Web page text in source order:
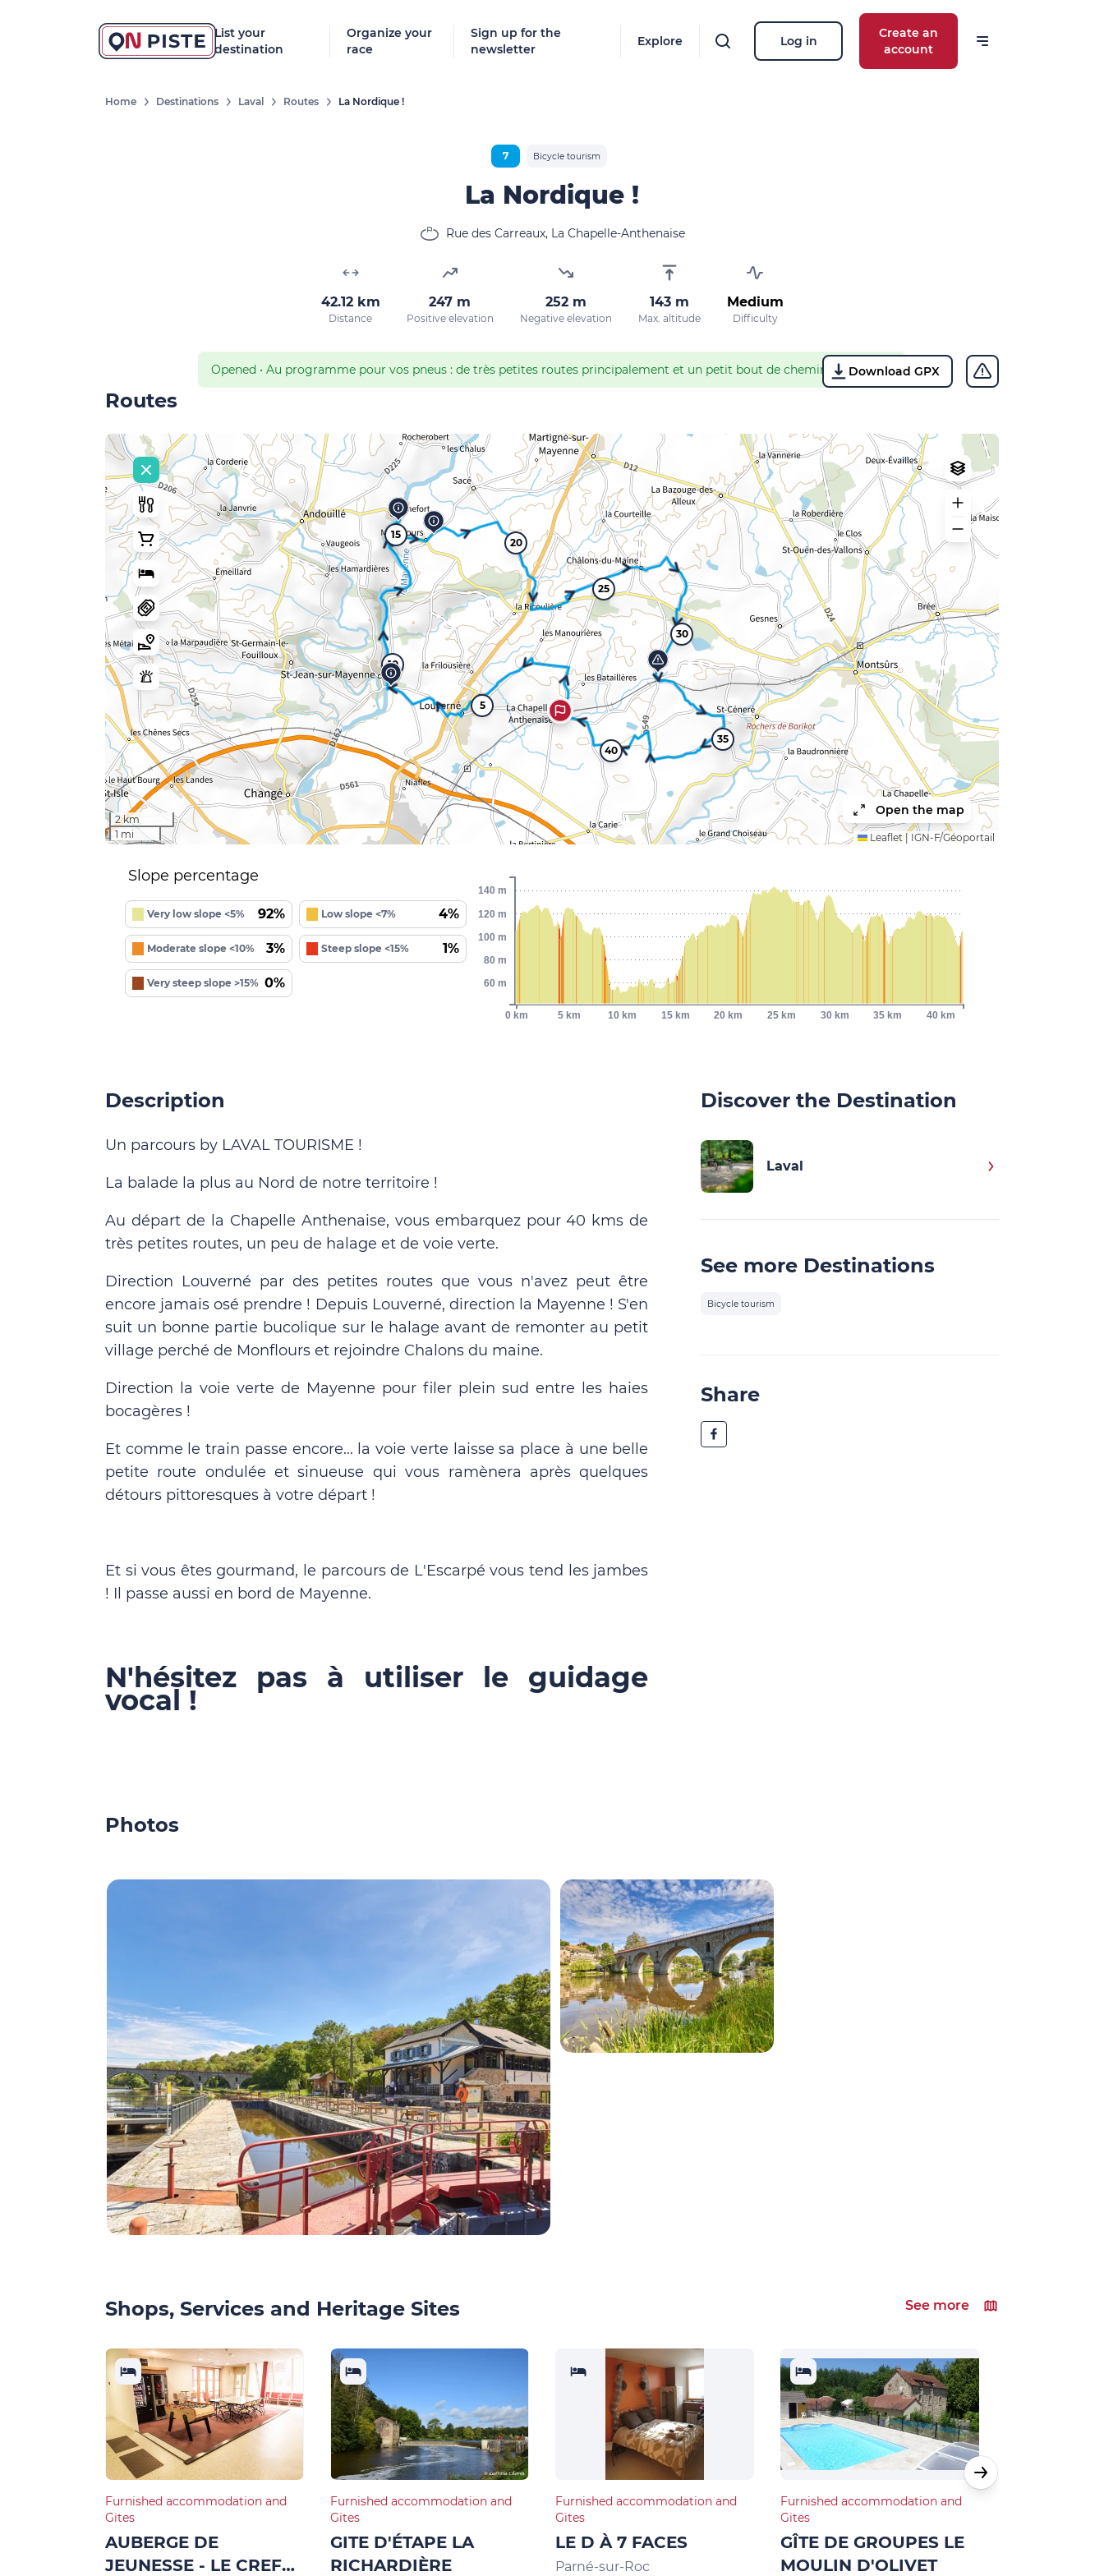
List your
destination
Organize your
race
Sign up for the
newsletter
Explore Log in
Create an
account
By entering your email address, you agree to receive
our marketing offers in accordance with our
policy.
Home Destinations Laval Routes La Nordique !
7 Bicycle tourism
La Nordique !
Rue des Carreaux, La Chapelle-Anthenaise
42.12 km
Distance
247 m
Positive elevation
252 m
Negative elevation
143 m
Max. altitude
Medium
Difficulty
Opened • Au programme pour vos pneus : de très petites routes principalement et un petit bout de chemin de halage !Download GPX
Routes
5
10
15
20
25
30
35
40
2 km
1 mi
Open the map
Leaflet IGN-F/Géoportail
Slope percentage
Very low slope <5% 92% Low slope <7% 4%
Moderate slope <10% 3% Steep slope <15% 1%
Very steep slope >15% 0%
0 km 5 km 10 km 15 km 20 km 25 km 30 km 35 km 40 km
60 m
80 m
100 m
120 m
140 m
Description
Un parcours by LAVAL TOURISME !
La balade la plus au Nord de notre territoire !
Au départ de la Chapelle Anthenaise, vous embarquez pour 40 kms de
très petites routes, un peu de halage et de voie verte.
Direction Louverné par des petites routes que vous n'avez peut être
encore jamais osé prendre ! Depuis Louverné, direction la Mayenne ! S'en
suit un bonne partie bucolique sur le halage avant de remonter au petit
village perché de Monflours et rejoindre Chalons du maine.
Direction la voie verte de Mayenne pour filer plein sud entre les haies
bocagères !
Et comme le train passe encore... la voie verte laisse sa place à une belle
petite route ondulée et sinueuse qui vous ramènera après quelques
détours pittoresques à votre départ !
Et si vous êtes gourmand, le parcours de L'Escarpé vous tend les jambes
! Il passe aussi en bord de Mayenne.
N'hésitez pas à utiliser le guidage
vocal !
Discover the Destination
Laval
See more Destinations
Bicycle tourism
Share
Photos
Shops, Services and Heritage Sites See more
Furnished accommodation and
Gites
AUBERGE DE
JEUNESSE - LE CREF
Furnished accommodation and
Gites
GITE D'ÉTAPE LA
RICHARDIÈRE
Furnished accommodation and
Gites
LE D À 7 FACES
Parné-sur-Roc
Furnished accommodation and
Gites
GÎTE DE GROUPES LE
MOULIN D'OLIVET